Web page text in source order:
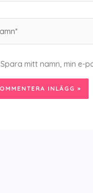
Spara mitt namn, min e-